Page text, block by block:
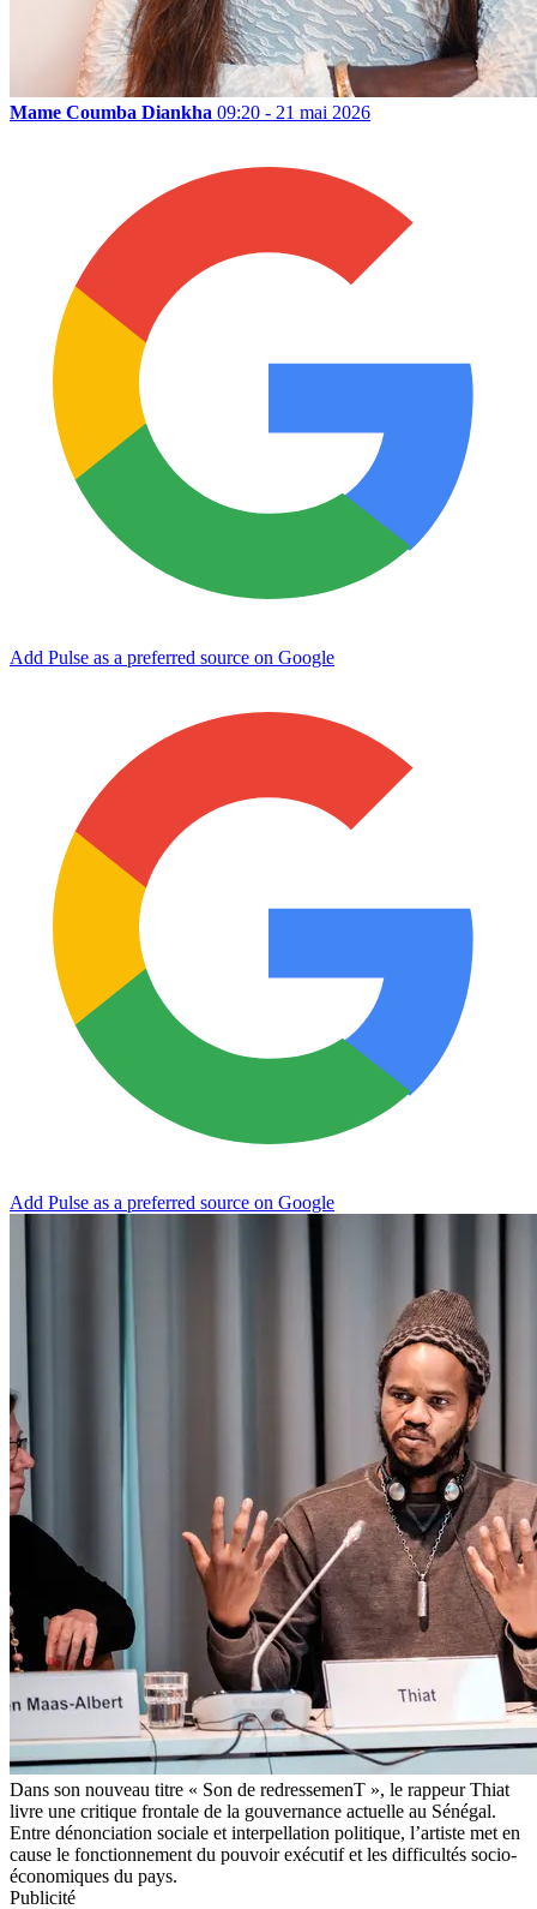
Mame Coumba Diankha 09:20 - 21 mai 2026
Add Pulse as a preferred source on Google
Add Pulse as a preferred source on Google
Dans son nouveau titre « Son de redressemenT », le rappeur Thiat
livre une critique frontale de la gouvernance actuelle au Sénégal.
Entre dénonciation sociale et interpellation politique, l’artiste met en
cause le fonctionnement du pouvoir exécutif et les difficultés socio-
économiques du pays.
Publicité